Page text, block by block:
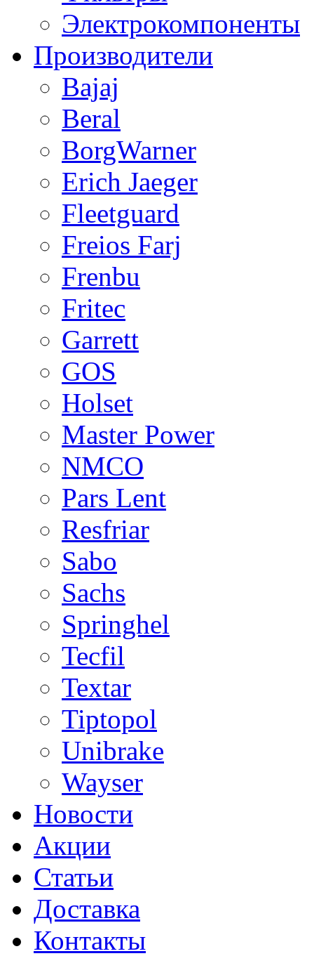
Электрокомпоненты
Производители
Bajaj
Beral
BorgWarner
Erich Jaeger
Fleetguard
Freios Farj
Frenbu
Fritec
Garrett
GOS
Holset
Master Power
NMCO
Pars Lent
Resfriar
Sabo
Sachs
Springhel
Tecfil
Textar
Tiptopol
Unibrake
Wayser
Новости
Акции
Статьи
Доставка
Контакты